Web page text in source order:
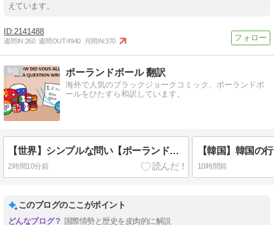
えています。
2141488
週間IN:260 週間OUT:4940 月間IN:370
9 ポーランドボール 翻訳
海外で人気のブラックジョークコミック、ポーランドボ
ールをひたすら和訳しています。
【世界】シンプルな問い【ポーランドボール】
2時間10分前 10時間前
このブログのここがポイント
国際情勢と歴史を皮肉的に解説